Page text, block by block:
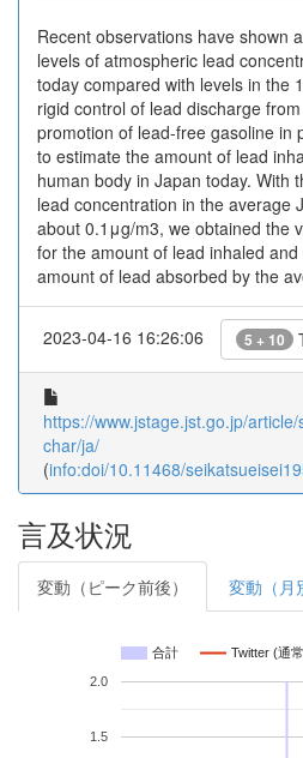
Recent observations have shown
levels of atmospheric lead
today compared with levels in the
rigid control of lead discharge
promotion of lead-free gasoline in
to estimate the amount of lead
human body in Japan today. With
lead concentration in the average
about 0.1μg/m3, we obtained the
for the amount of lead inhaled
amount of lead absorbed by the
2023-04-16 16:26:06 5 + 10
https://www.jstage.jst.go.jp/
char/ja/
(info:doi/10.11468/
言及状況
変動（ピーク前後） 変動（月
合計 Twitter (通
1.5
2.0